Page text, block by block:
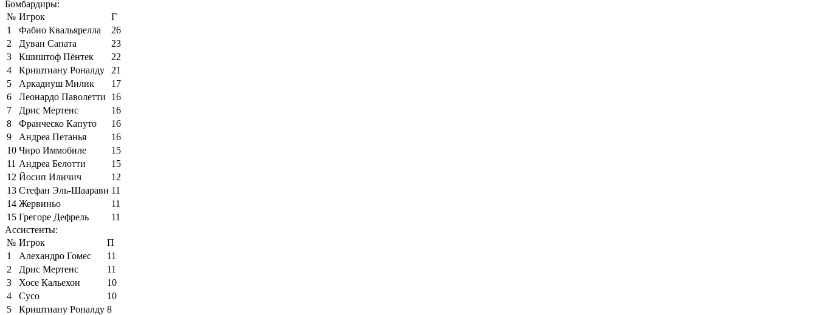
Бомбардиры:
№ Игрок
Г
1
Фабио Квальярелла
26
2
Дуван Сапата
23
3
Кшиштоф Пёнтек
22
4
Криштиану Роналду
21
5
Аркадиуш Милик
17
6
Леонардо Паволетти
16
7
Дрис Мертенс
16
8
Франческо Капуто
16
9
Андреа Петанья
16
10 Чиро Иммобиле
15
11 Андреа Белотти
15
12 Йосип Иличич
12
13 Стефан Эль-Шаарави 11
14 Жервиньо
11
15 Грегоре Дефрель
11
Ассистенты:
№ Игрок
П
1
Алехандро Гомес
11
2
Дрис Мертенс
11
3
Хосе Кальехон
10
4
Сусо
10
5
Криштиану Роналду 8